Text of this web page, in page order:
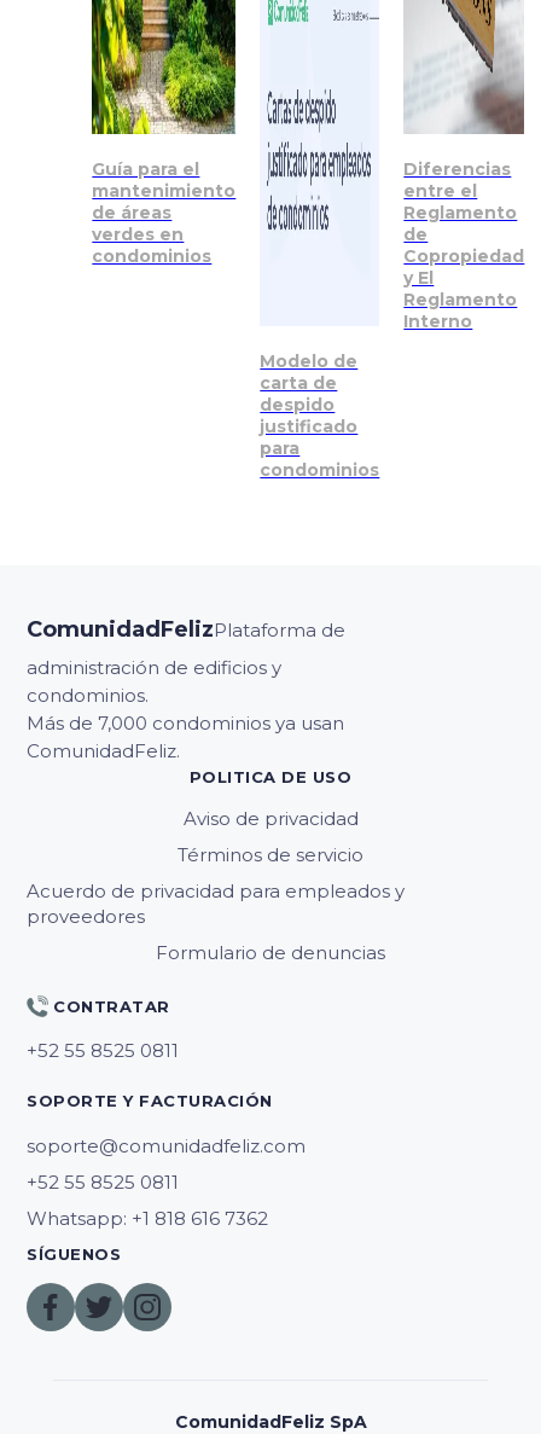
Guía para el
mantenimiento
de áreas
verdes en
condominios
Modelo de
carta de
despido
justificado
para
condominios
Diferencias
entre el
Reglamento
de
Copropiedad
y El
Reglamento
Interno
ComunidadFelizPlataforma de
administración de edificios y
condominios.
Más de 7,000 condominios ya usan
ComunidadFeliz.
POLITICA DE USO
Aviso de privacidad
Términos de servicio
Acuerdo de privacidad para empleados y
proveedores
Formulario de denuncias
CONTRATAR
SOPORTE Y FACTURACIÓN
soporte@comunidadfeliz.com
Whatsapp: +1 818 616 7362
SÍGUENOS
ComunidadFeliz SpA